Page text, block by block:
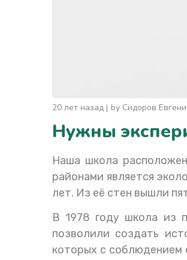
20 лет назад by Сидоров
Нужны
Наша школа
районами является
лет. Из её стен вышли
В 1978 году школа из
позволили создать
которых с соблюдением